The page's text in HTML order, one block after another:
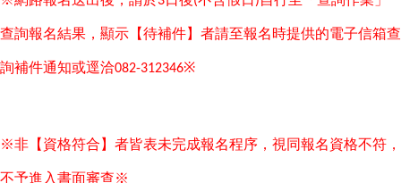
查詢報名結果，顯示【待補件】者請至報名時提供的電子信箱查
詢補件通知或逕洽082-312346※
※非【資格符合】者皆表未完成報名程序，視同報名資格不符，
不予進入書面審查※